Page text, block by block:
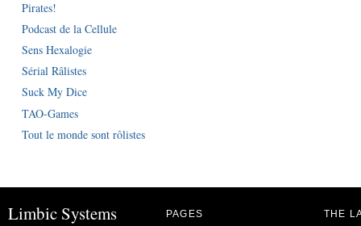
Pirates!
Podcast de la Cellule
Sens Hexalogie
Sérial Râlistes
Suck My Dice
TAO-Games
Tout le monde sont rôlistes
Limbic Systems PAGES THE